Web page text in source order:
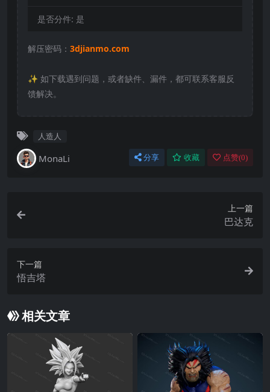
是否分件: 是
解压密码： 3djianmo.com
✨️ 如下载遇到问题，或者缺件、漏件，都可联系客服反
馈解决。
人造人
MonaLi 分享 收藏 点赞(0)
上一篇
巴达克
下一篇
悟吉塔
相关文章